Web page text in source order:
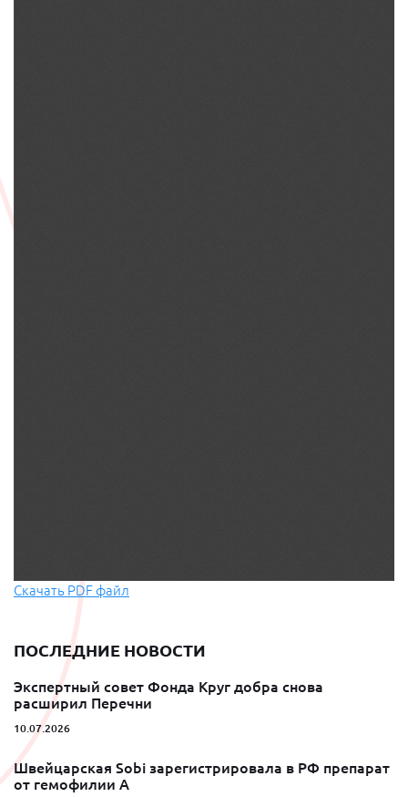
Скачать PDF файл
ПОСЛЕДНИЕ НОВОСТИ
Экспертный совет Фонда Круг добра снова
расширил Перечни
10.07.2026
Швейцарская Sobi зарегистрировала в РФ препарат
от гемофилии A